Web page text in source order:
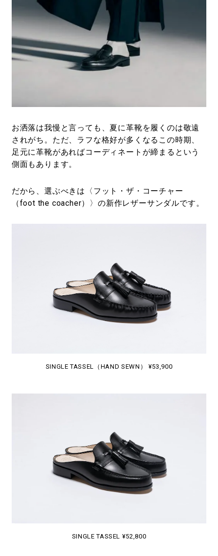
お洒落は我慢と言っても、夏に革靴を履くのは敬遠
されがち。ただ、ラフな格好が多くなるこの時期、
足元に革靴があればコーディネートが締まるという
側面もあります。
だから、選ぶべきは〈フット・ザ・コーチャー
（foot the coacher）〉の新作レザーサンダルです。
SINGLE TASSEL（HAND SEWN） ¥53,900
SINGLE TASSEL ¥52,800